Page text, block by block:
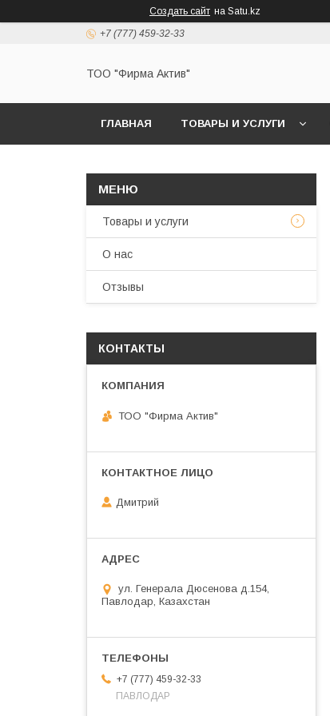
Создать сайт на Satu.kz
+7 (777) 459-32-33
ТОО "Фирма Актив"
ГЛАВНАЯ ТОВАРЫ И УСЛУГИ
Товары и услуги
О нас
Отзывы
КОНТАКТЫ
ТОО "Фирма Актив"
Дмитрий
ул. Генерала Дюсенова д.154,
Павлодар, Казахстан
+7 (777) 459-32-33
ПАВЛОДАР